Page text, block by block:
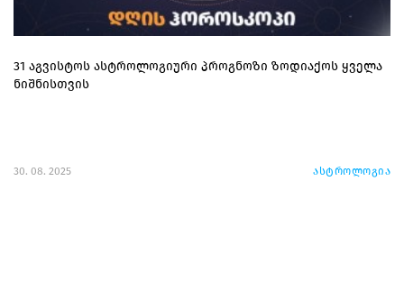
31 აგვისტოს ასტროლოგიური პროგნოზი ზოდიაქოს ყველა
ნიშნისთვის
30. 08. 2025 ასტროლოგია